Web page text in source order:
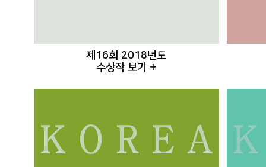
제16회 2018년도
수상작 보기 +